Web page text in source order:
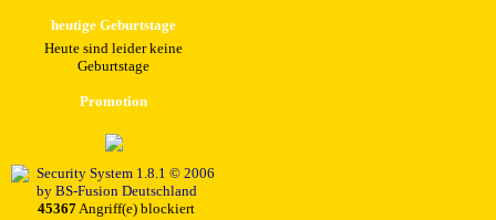
heutige Geburtstage
Heute sind leider keine
Geburtstage
Promotion
45367Angriff(e) blockiert